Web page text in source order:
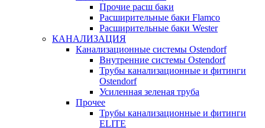
Прочие расш баки
Расширительные баки Flamco
Расширительные баки Wester
КАНАЛИЗАЦИЯ
Канализационные системы Ostendorf
Внутренние системы Ostendorf
Трубы канализационные и фитинги
Ostendorf
Усиленная зеленая труба
Прочее
Трубы канализационные и фитинги
ELITE